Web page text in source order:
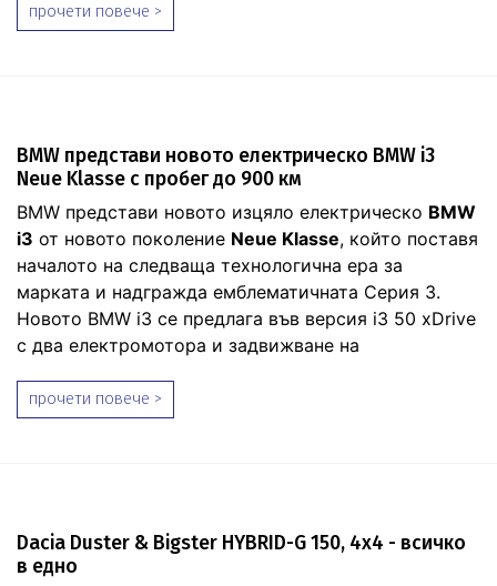
прочети повече >
BMW представи новото електрическо BMW i3
Neue Klasse с пробег до 900 км
BMW представи новото изцяло електрическо BMW
i3 от новото поколение Neue Klasse, който поставя
началото на следваща технологична ера за
марката и надгражда емблематичната Серия 3.
Новото BMW i3 се предлага във версия i3 50 xDrive
с два електромотора и задвижване на
прочети повече >
Dacia Duster & Bigster HYBRID-G 150, 4х4 - всичко
в едно